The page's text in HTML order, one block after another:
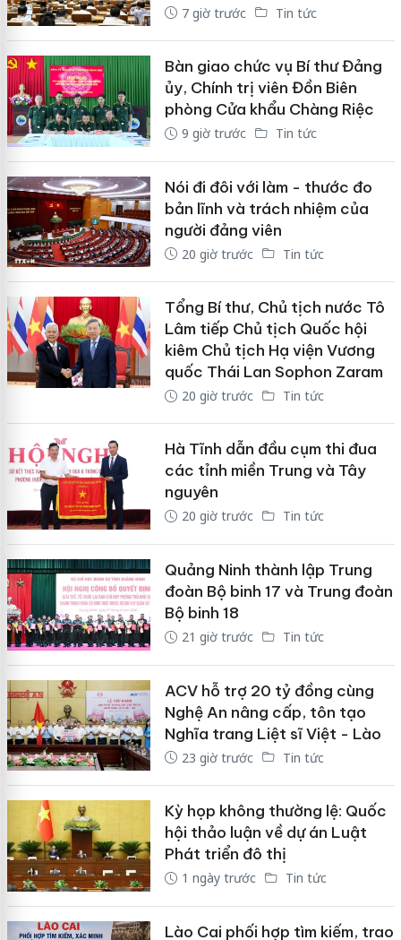
7 giờ trước Tin tức
Bàn giao chức vụ Bí thư Đảng
ủy, Chính trị viên Đồn Biên
phòng Cửa khẩu Chàng Riệc
9 giờ trước Tin tức
Nói đi đôi với làm - thước đo
bản lĩnh và trách nhiệm của
người đảng viên
20 giờ trước Tin tức
Tổng Bí thư, Chủ tịch nước Tô
Lâm tiếp Chủ tịch Quốc hội
kiêm Chủ tịch Hạ viện Vương
quốc Thái Lan Sophon Zaram
20 giờ trước Tin tức
Hà Tĩnh dẫn đầu cụm thi đua
các tỉnh miền Trung và Tây
nguyên
20 giờ trước Tin tức
Quảng Ninh thành lập Trung
đoàn Bộ binh 17 và Trung đoàn
Bộ binh 18
21 giờ trước Tin tức
ACV hỗ trợ 20 tỷ đồng cùng
Nghệ An nâng cấp, tôn tạo
Nghĩa trang Liệt sĩ Việt - Lào
23 giờ trước Tin tức
Kỳ họp không thường lệ: Quốc
hội thảo luận về dự án Luật
Phát triển đô thị
1 ngày trước Tin tức
Lào Cai phối hợp tìm kiếm, trao